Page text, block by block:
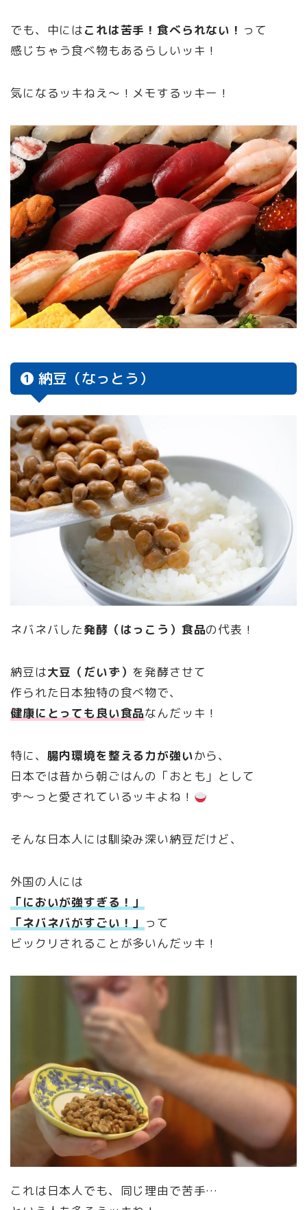
でも、中にはこれは苦手！食べられない！ って
感じちゃう食べ物もあるらしいッキ！
気になるッキねえ～！メモするッキー！
❶ 納豆（なっとう）
ネバネバした発酵（はっこう）食品の代表！
納豆は大豆（だいず） を発酵させて
作られた日本独特の食べ物で、
健康にとっても良い食品なんだッキ！
特に、 腸内環境を整える力が強いから、
日本では昔から朝ごはんの「おとも」として
ず〜っと愛されているッキよね！
そんな日本人には馴染み深い納豆だけど、
外国の人には
「においが強すぎる！」
「ネバネバがすごい！」 って
ビックリされることが多いんだッキ！
これは日本人でも、同じ理由で苦手…